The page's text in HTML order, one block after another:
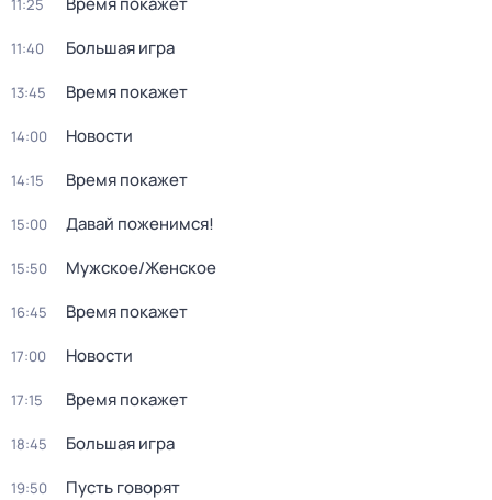
11:25
11:40 Большая игра
13:45 Время покажет
14:00 Новости
14:15 Время покажет
15:00 Давай поженимся!
15:50 Мужское/Женское
16:45 Время покажет
17:00 Новости
17:15 Время покажет
18:45 Большая игра
19:50 Пусть говорят